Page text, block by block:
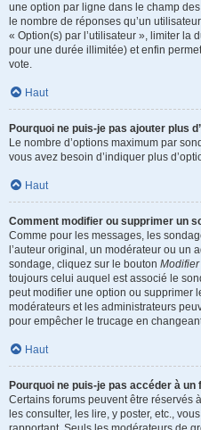
une option par ligne dans le champ
le nombre de réponses qu’un
« Option(s) par l’utilisateur », limiter la
pour une durée illimitée) et enfin
vote.
Haut
Pourquoi ne puis-je pas ajouter plus
Le nombre d’options maximum par
vous avez besoin d’indiquer plus
Haut
Comment modifier ou supprimer un
Comme pour les messages, les
l’auteur original, un modérateur ou un
sondage, cliquez sur le bouton Modifier
toujours celui auquel est associé le
peut modifier une option ou supprimer
modérateurs et les administrateurs
pour empêcher le trucage en
Haut
Pourquoi ne puis-je pas accéder à un
Certains forums peuvent être réservés
les consulter, les lire, y poster, etc.,